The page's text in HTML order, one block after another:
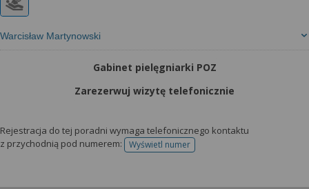
Warcisław Martynowski
Gabinet pielęgniarki POZ
Zarezerwuj wizytę telefonicznie
Rejestracja do tej poradni wymaga telefonicznego kontaktu
z przychodnią pod numerem:
Wyświetl numertelefonu do rejestracji